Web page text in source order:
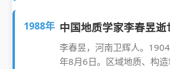
1988年 中国地质学家李春昱逝
李春昱，河南卫辉人。
年8月6日。区域地质、构